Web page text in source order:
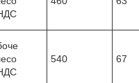
540 67